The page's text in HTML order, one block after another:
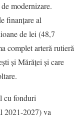
modernizare.
finanțare al
de lei (48,7
complet arteră rutieră
și Mărăței și care
cu fonduri
2021-2027) va